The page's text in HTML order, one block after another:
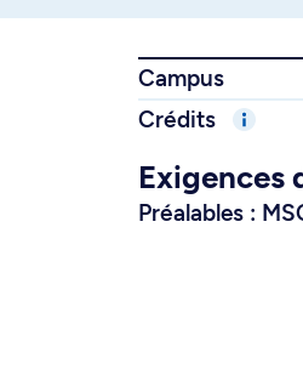
Campus
Crédits
Exigences
Préalables :